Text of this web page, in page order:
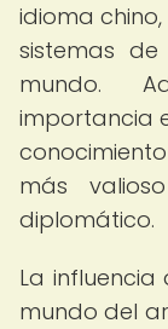
idioma
sistemas
mundo.
importancia
más
diplomático.
La influencia
mundo del